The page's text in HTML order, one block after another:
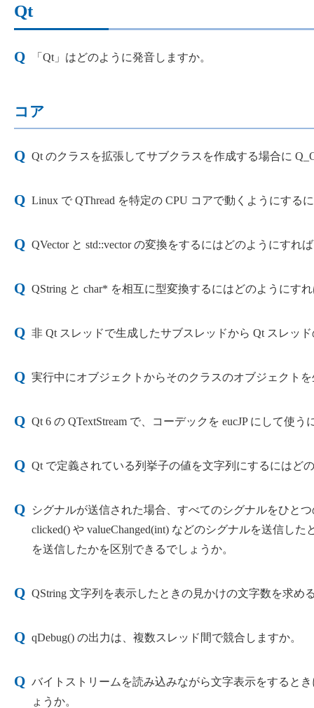
Qt
「Qt」はどのように発音しますか。
コア
Qt のクラスを拡張してサブクラスを作成する場合に
Linux で QThread を特定の CPU コアで動くようにする
QVector と std::vector の変換をするにはどのようにすれ
QString と char* を相互に型変換するにはどのようにす
非 Qt スレッドで生成したサブスレッドから Qt スレッ
実行中にオブジェクトからそのクラスのオブジェクト
Qt 6 の QTextStream で、コーデックを eucJP にして使
Qt で定義されている列挙子の値を文字列にするにはど
シグナルが送信された場合、すべてのシグナルをひと
clicked() や valueChanged(int) などのシグナルを送信し
を送信したかを区別できるでしょうか。
QString 文字列を表示したときの見かけの文字数を求め
qDebug() の出力は、複数スレッド間で競合しますか。
バイトストリームを読み込みながら文字表示をすると
ょうか。